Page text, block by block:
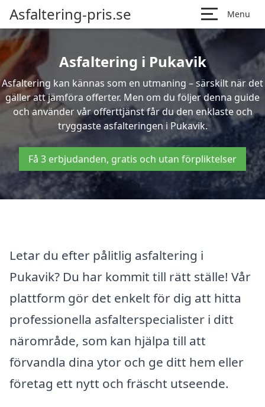
Asfaltering-pris.se Menu
Asfaltering i Pukavik
Asfaltering kan kännas som en utmaning – särskilt när det
gäller att jämföra offerter. Men om du följer denna guide
och använder vår offerttjänst får du den enklaste och
tryggaste asfalteringen i Pukavik.
Få 3 erbjudanden, gratis och utan förpliktelser
Letar du efter pålitlig asfaltering i
Pukavik? Du har kommit till rätt ställe! Vår
plattform gör det enkelt för dig att hitta
professionella asfalterspecialister i ditt
närområde, som kan hjälpa till att
förvandla dina ytor och ge ditt hem eller
företag ett nytt och fräscht utseende.